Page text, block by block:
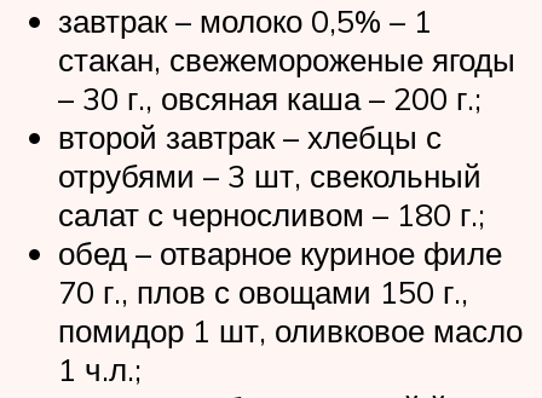
завтрак – молоко 0,5% – 1
стакан, свежемороженые ягоды
– 30 г., овсяная каша – 200 г.;
второй завтрак – хлебцы с
отрубями – 3 шт, свекольный
салат с черносливом – 180 г.;
обед – отварное куриное филе
70 г., плов с овощами 150 г.,
помидор 1 шт, оливковое масло
1 ч.л.;